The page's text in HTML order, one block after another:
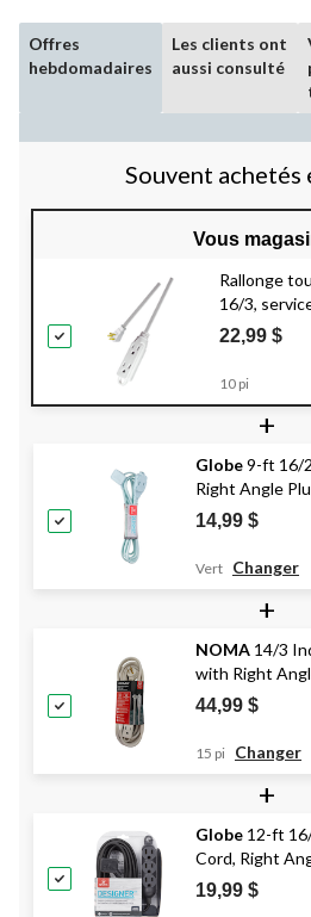
Offres
hebdomadaires
Les clients ont
aussi consulté
Souvent achetés
Vous
Rallonge
16/3,
mise à la
22,99 $
10 pi
+
Globe9-ft 16/
Right Angle
14,99 $
Vert Changer
+
NOMA 14/3
with Right
Outlets, White
44,99 $
15 pi Changer
+
Globe 12-ft
Cord, Right
Black
19,99 $